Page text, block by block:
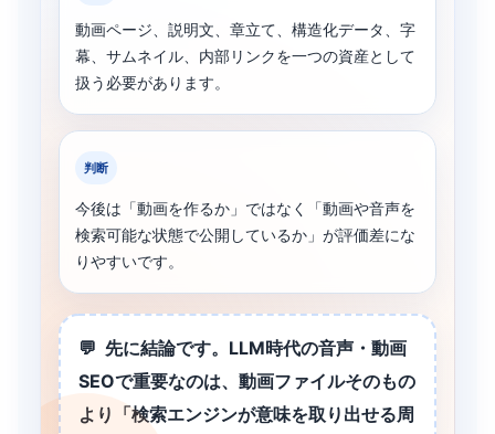
動画ページ、説明文、章立て、構造化データ、字
幕、サムネイル、内部リンクを一つの資産として
扱う必要があります。
判断
今後は「動画を作るか」ではなく「動画や音声を
検索可能な状態で公開しているか」が評価差にな
りやすいです。
先に結論です。LLM時代の音声・動画
SEOで重要なのは、動画ファイルそのもの
より「検索エンジンが意味を取り出せる周